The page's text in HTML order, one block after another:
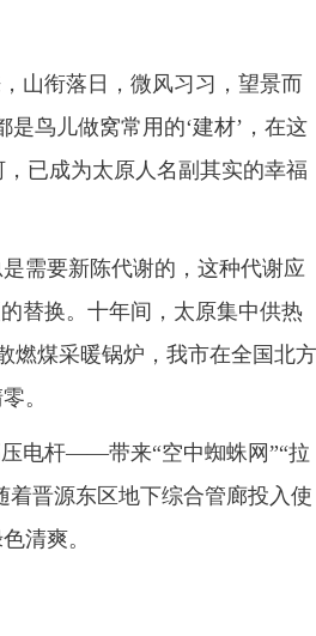
山衔落日，微风习习，望景而
鸟儿做窝常用的‘建材’，在这
已成为太原人名副其实的幸福
需要新陈代谢的，这种代谢应
替换。十年间，太原集中供热
燃煤采暖锅炉，我市在全国北方
。
电杆——带来“空中蜘蛛网”“拉
着晋源东区地下综合管廊投入使
清爽。